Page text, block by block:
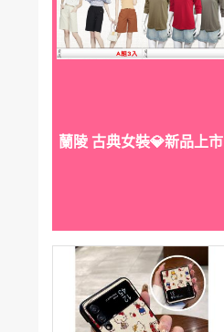
蘭陵 古典女裝💎新品上市